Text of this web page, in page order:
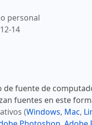
personal
14
de fuente de
fuentes en este
(Windows, Mac,